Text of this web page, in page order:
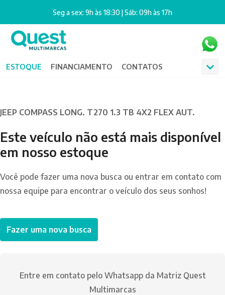
Seg a sex: 9h às 18:30 | Sáb: 09h às 17h
ESTOQUE FINANCIAMENTO CONTATOS
JEEP COMPASS LONG. T270 1.3 TB 4X2 FLEX AUT.
Este veículo não está mais disponível
em nosso estoque
Você pode fazer uma nova busca ou entrar em contato com
nossa equipe para encontrar o veículo dos seus sonhos!
Fazer uma nova busca
Entre em contato pelo Whatsapp da Matriz Quest
Multimarcas